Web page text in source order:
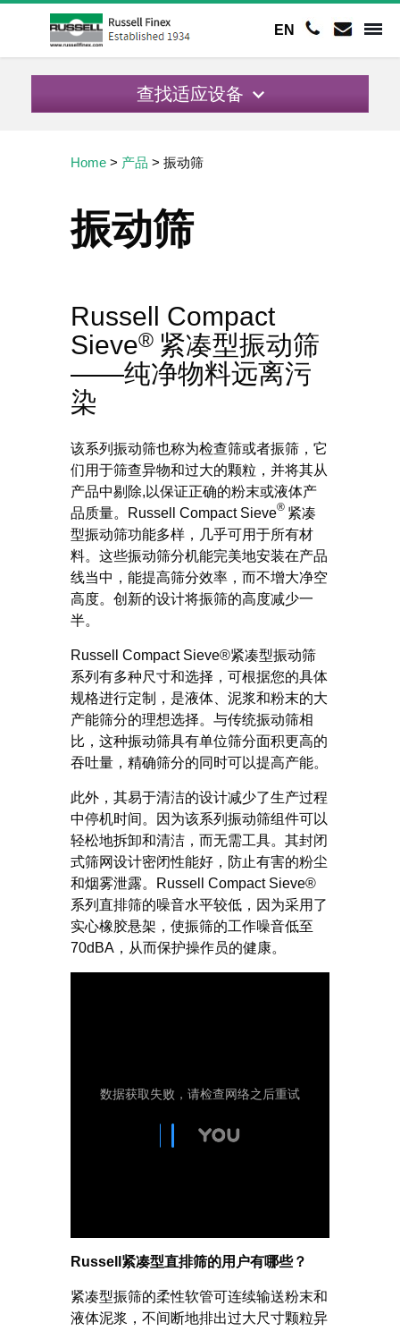
EN
查找适应设备
Home > 产品 > 振动筛
振动筛
Russell Compact
Sieve® 紧凑型振动筛
——纯净物料远离污
染
该系列振动筛也称为检查筛或者振筛，它
们用于筛查异物和过大的颗粒，并将其从
产品中剔除,以保证正确的粉末或液体产
品质量。Russell Compact Sieve® 紧凑
型振动筛功能多样，几乎可用于所有材
料。这些振动筛分机能完美地安装在产品
线当中，能提高筛分效率，而不增大净空
高度。创新的设计将振筛的高度减少一
半。
Russell Compact Sieve®紧凑型振动筛
系列有多种尺寸和选择，可根据您的具体
规格进行定制，是液体、泥浆和粉末的大
产能筛分的理想选择。与传统振动筛相
比，这种振动筛具有单位筛分面积更高的
吞吐量，精确筛分的同时可以提高产能。
此外，其易于清洁的设计减少了生产过程
中停机时间。因为该系列振动筛组件可以
轻松地拆卸和清洁，而无需工具。其封闭
式筛网设计密闭性能好，防止有害的粉尘
和烟雾泄露。Russell Compact Sieve®
系列直排筛的噪音水平较低，因为采用了
实心橡胶悬架，使振筛的工作噪音低至
70dBA，从而保护操作员的健康。
Russell 紧凑型直排筛的用户有哪些？
紧凑型振筛的柔性软管可连续输送粉末和
液体泥浆，不间断地排出过大尺寸颗粒异